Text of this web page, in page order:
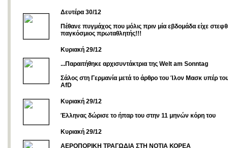
Δευτέρα 30/12
Πέθανε πυγμάχος που μόλις πριν μία εβδομάδα είχε
παγκόσμιος πρωταθλητής!!!
Κυριακή 29/12
...Παραιτήθηκε αρχισυντάκτρια της Welt am Sonntag
Σάλος στη Γερμανία μετά το άρθρο του Ίλον Μασκ υπέρ
AfD
Kυριακή 29/12
Έλληνας δώρισε το ήπαρ του στην 11 μηνών κόρη του
Kυριακή 29/12
ΑΕΡΟΠΟΡΙΚΗ ΤΡΑΓΩΔΙΑ ΣΤΗ ΝΟΤΙΑ ΚΟΡΕΑ